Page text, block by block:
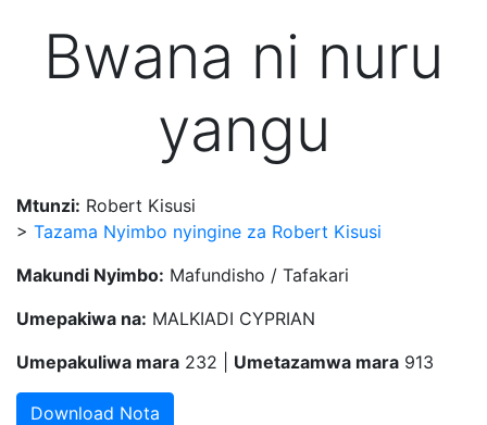
Bwana ni nuru
yangu
Mtunzi: Robert Kisusi
> Tazama Nyimbo nyingine za Robert Kisusi
Makundi Nyimbo: Mafundisho / Tafakari
Umepakiwa na: MALKIADI CYPRIAN
Umepakuliwa mara 232 | Umetazamwa mara 913
Download Nota